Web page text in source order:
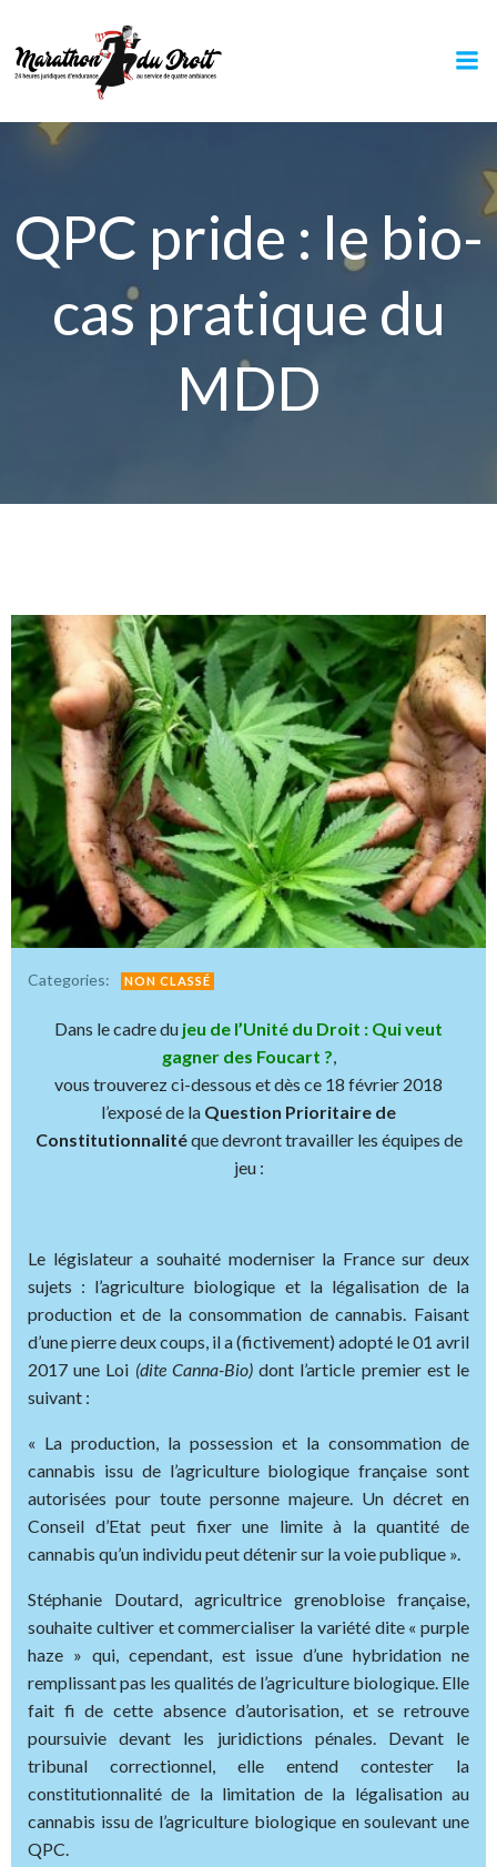
QPC pride : le bio-
cas pratique du
MDD
Categories: NON CLASSÉ
Dans le cadre du jeu de l’Unité du Droit : Qui veut
gagner des Foucart ?,
vous trouverez ci-dessous et dès ce 18 février 2018
l’exposé de la Question Prioritaire de
Constitutionnalitéque devront travailler les équipes de
jeu :
Le législateur a souhaité moderniser la France sur deux
sujets : l’agriculture biologique et la légalisation de la
production et de la consommation de cannabis. Faisant
d’une pierre deux coups, il a (fictivement) adopté le 01 avril
2017 une Loi (dite Canna-Bio)dont l’article premier est le
suivant :
« La production, la possession et la consommation de
cannabis issu de l’agriculture biologique française sont
autorisées pour toute personne majeure. Un décret en
Conseil d’Etat peut fixer une limite à la quantité de
cannabis qu’un individu peut détenir sur la voie publique ».
Stéphanie Doutard, agricultrice grenobloise française,
souhaite cultiver et commercialiser la variété dite « purple
haze » qui, cependant, est issue d’une hybridation ne
remplissant pas les qualités de l’agriculture biologique. Elle
fait fi de cette absence d’autorisation, et se retrouve
poursuivie devant les juridictions pénales. Devant le
tribunal correctionnel, elle entend contester la
constitutionnalité de la limitation de la légalisation au
cannabis issu de l’agriculture biologique en soulevant une
QPC.